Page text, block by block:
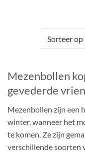
Mezenbollen
gevederde
Mezenbollen zijn een
winter, wanneer het
te komen. Ze zijn
verschillende soorten